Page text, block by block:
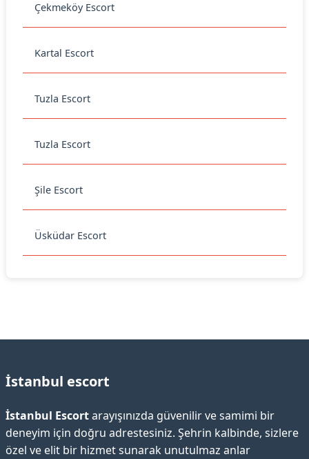
Çekmeköy Escort
Kartal Escort
Tuzla Escort
Tuzla Escort
Şile Escort
Üsküdar Escort
İstanbul escort
İstanbul Escortarayışınızda güvenilir ve samimi bir
deneyim için doğru adrestesiniz. Şehrin kalbinde, sizlere
özel ve elit bir hizmet sunarak unutulmaz anlar